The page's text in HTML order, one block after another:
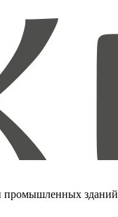
промышленных зданий